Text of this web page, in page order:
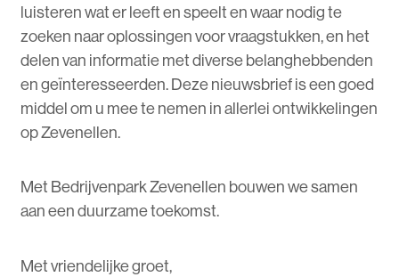
luisteren wat er leeft en speelt en waar nodig te
zoeken naar oplossingen voor vraagstukken, en het
delen van informatie met diverse belanghebbenden
en geïnteresseerden. Deze nieuwsbrief is een goed
middel om u mee te nemen in allerlei ontwikkelingen
op Zevenellen.
Met Bedrijvenpark Zevenellen bouwen we samen
aan een duurzame toekomst.
Met vriendelijke groet,